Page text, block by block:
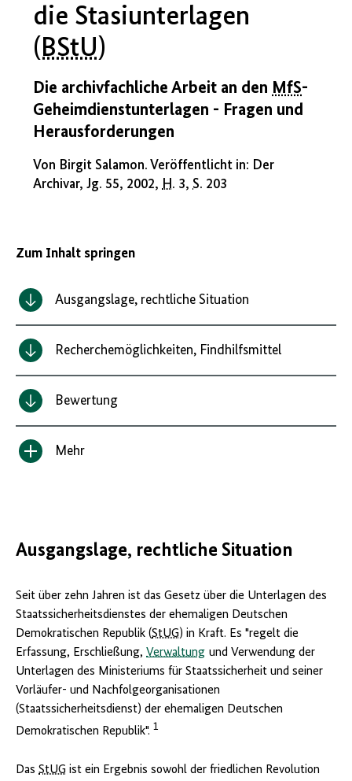
die Stasiunterlagen
(BStU)
Die archivfachliche Arbeit an den MfS-
Geheimdienstunterlagen - Fragen und
Herausforderungen
Von Birgit Salamon. Veröffentlicht in: Der
Archivar,Jg. 55, 2002, H. 3, S. 203
Zum Inhalt springen
Ausgangslage, rechtliche Situation
Recherchemöglichkeiten, Findhilfsmittel
Bewertung
Inhalt
Mehr
Ausgangslage, rechtliche Situation
Seit über zehn Jahren ist das Gesetz über die Unterlagen des
Staatssicherheitsdienstes der ehemaligen Deutschen
Demokratischen Republik (StUG) in Kraft. Es "regelt die
Erfassung, Erschließung, Verwaltung und Verwendung der
Unterlagen des Ministeriums für Staatssicherheit und seiner
Vorläufer- und Nachfolgeorganisationen
(Staatssicherheitsdienst) der ehemaligen Deutschen
Demokratischen Republik". 1
Das StUG ist ein Ergebnis sowohl der friedlichen Revolution